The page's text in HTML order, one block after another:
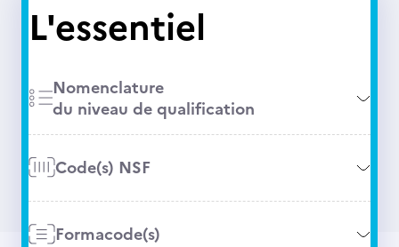
L'essentiel
Nomenclature
du niveau de qualification
Code(s) NSF
Formacode(s)